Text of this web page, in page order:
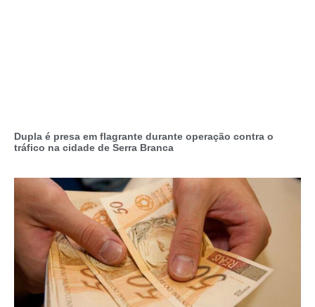
Dupla é presa em flagrante durante operação contra o
tráfico na cidade de Serra Branca